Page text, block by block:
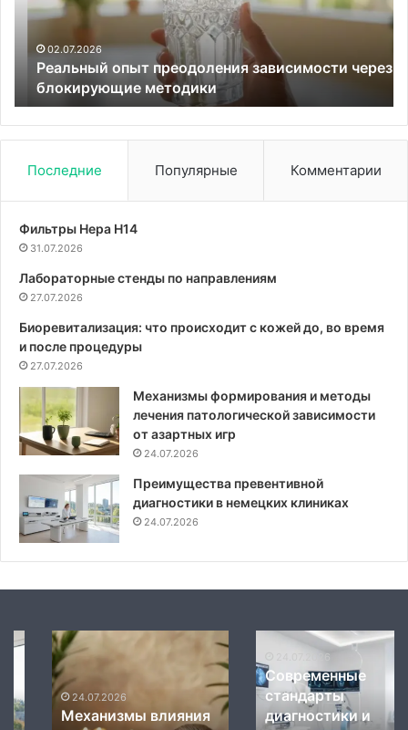
блокирующие
02.07.2026
Реальный опыт преодоления зависимости через
блокирующие методики
у
Последние Популярные Комментарии
Фильтры Hepa Н14
31.07.2026
Лабораторные стенды по направлениям
27.07.2026
Биоревитализация: что происходит с кожей до, во время
и после процедуры
27.07.2026
Механизмы формирования и методы
лечения патологической зависимости
от азартных игр
24.07.2026
Преимущества превентивной
диагностики в немецких клиниках
24.07.2026
Механизмы
влияния
мануального
воздействия
на
24.07.2026
Механизмы влияния
Современные
стандарты
диагностики
и
терапии
Современные
стандарты
диагностики и